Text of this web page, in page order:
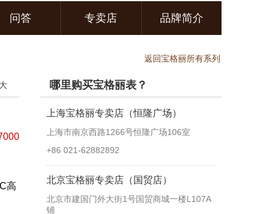
问答 专卖店 品牌简介
返回宝格丽所有系列
高
哪里购买宝格丽表？
上海宝格丽专卖店（恒隆广场）
上海市南京西路1266号恒隆广场106室
+86 021-62882892
北京宝格丽专卖店（国贸店）
北京市建国门外大街1号国贸商城一楼L107A
铺